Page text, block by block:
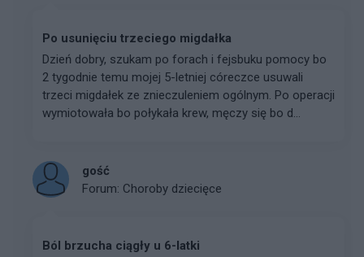
Po usunięciu trzeciego migdałka
Dzień dobry, szukam po forach i fejsbuku pomocy bo
2 tygodnie temu mojej 5-letniej córeczce usuwali
trzeci migdałek ze znieczuleniem ogólnym. Po operacji
wymiotowała bo połykała krew, męczy się bo d...
gość
Forum: Choroby dziecięce
Ból brzucha ciągły u 6-latki